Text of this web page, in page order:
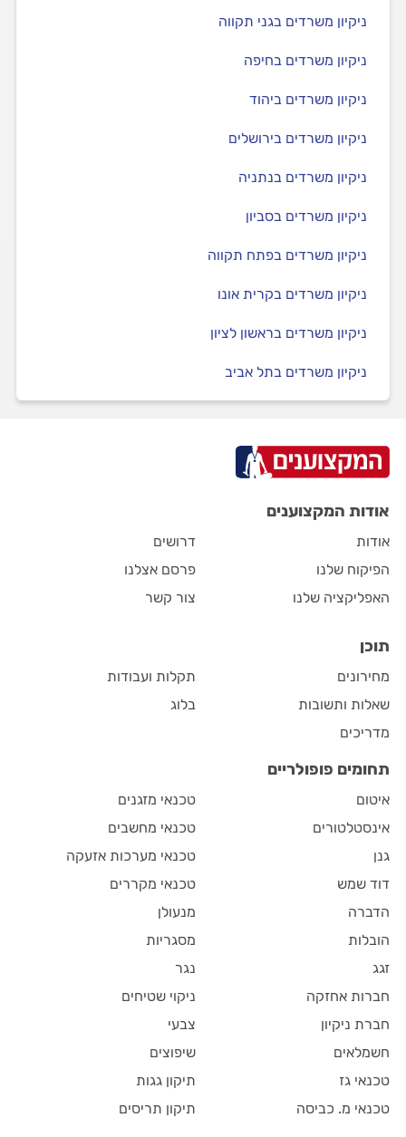
ניקיון משרדים בגני תקווה
ניקיון משרדים בחיפה
ניקיון משרדים ביהוד
ניקיון משרדים בירושלים
ניקיון משרדים בנתניה
ניקיון משרדים בסביון
ניקיון משרדים בפתח תקווה
ניקיון משרדים בקרית אונו
ניקיון משרדים בראשון לציון
ניקיון משרדים בתל אביב
אודות המקצוענים
אודות
הפיקוח שלנו
האפליקציה שלנו
דרושים
פרסם אצלנו
צור קשר
תוכן
מחירונים
שאלות ותשובות
מדריכים
תקלות ועבודות
בלוג
תחומים פופולריים
איטום
אינסטלטורים
גנן
דוד שמש
הדברה
הובלות
זגג
חברות אחזקה
חברת ניקיון
חשמלאים
טכנאי גז
טכנאי מ. כביסה
טכנאי מזגנים
טכנאי מחשבים
טכנאי מערכות אזעקה
טכנאי מקררים
מנעולן
מסגריות
נגר
ניקוי שטיחים
צבעי
שיפוצים
תיקון גגות
תיקון תריסים